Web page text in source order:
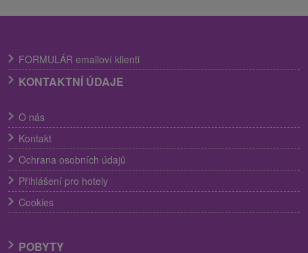
FORMULÁR emailoví klienti
KONTAKTNÍ ÚDAJE
O nás
Kontakt
Ochrana osobních údajů
Přihlášení pro hotely
Cookies
POBYTY